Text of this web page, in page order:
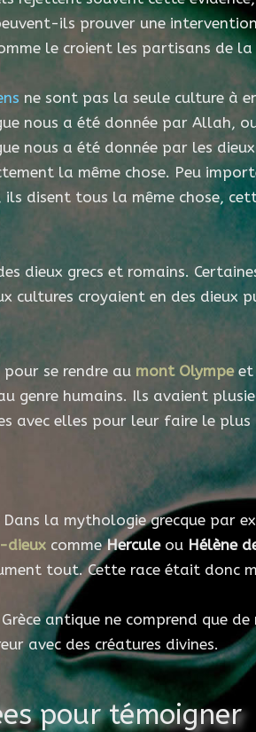
ils prouver une
le croient les partisans de
ne sont pas la seule culture à
nous a été donnée par Allah,
nous a été donnée par les
la même chose. Peu
ils disent tous la même chose,
dieux grecs et romains.
cultures croyaient en des dieux
pour se rendre au mont Olympeet
humains. Ils avaient
avec elles pour leur faire le
la mythologie grecque par
dieux commeHerculeou Hélène
tout. Cette race était donc
antique ne comprend que
avec des créatures divines.
pour témoigner